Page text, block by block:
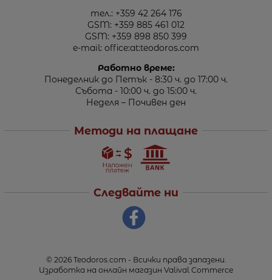
тел.: +359 42 264 176
GSM: +359 885 461 012
GSM: +359 898 850 399
e-mail: office:at:teodoros.com
Работно време:
Понеделник до Петък - 8:30 ч. до 17:00 ч.
Събота - 10:00 ч. до 15:00 ч.
Неделя – Почивен ден
Методи на плащане
Следвайте ни
© 2026 Teodoros.com - Всички права запазени.
Изработка на онлайн магазин Valival Commerce